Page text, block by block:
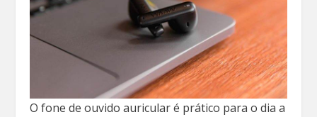
O fone de ouvido auricular é prático para o dia a